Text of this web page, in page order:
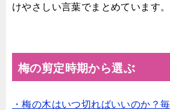
けやさしい言葉でまとめています。
梅の剪定時期から選ぶ
・梅の木はいつ切ればいいのか？